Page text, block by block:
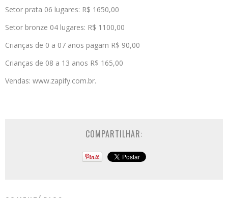
Setor prata 06 lugares: R$ 1650,00
Setor bronze 04 lugares: R$ 1100,00
Crianças de 0 a 07 anos pagam R$ 90,00
Crianças de 08 a 13 anos R$ 165,00
Vendas: www.zapify.com.br.
COMPARTILHAR: